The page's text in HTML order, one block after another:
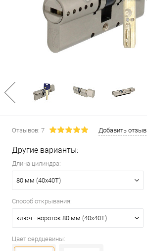
Отзывов: 7 Добавить отзыв
Другие варианты:
Длина цилиндра:
80 мм (40x40T)
Способ открывания:
ключ - вороток 80 мм (40x40T)
Цвет сердцевины: